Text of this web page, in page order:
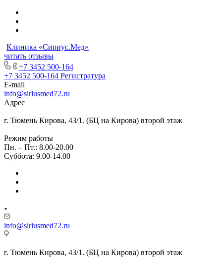
Клиника «Сириус.Мед»
читать отзывы
+7 3452 500-164
+7 3452 500-164 Регистратура
E-mail
info@siriusmed72.ru
Адрес
г. Тюмень Кирова, 43/1. (БЦ на Кирова) второй этаж
Режим работы
Пн. – Пт.: 8.00-20.00
Суббота: 9.00-14.00
info@siriusmed72.ru
г. Тюмень Кирова, 43/1. (БЦ на Кирова) второй этаж